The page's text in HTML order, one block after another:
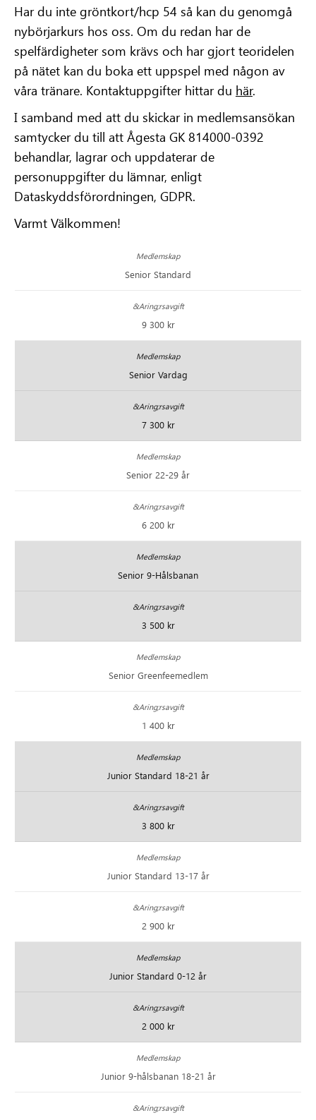
Har du inte gröntkort/hcp 54 så kan du genomgå
nybörjarkurs hos oss. Om du redan har de
spelfärdigheter som krävs och har gjort teoridelen
på nätet kan du boka ett uppspel med någon av
våra tränare. Kontaktuppgifter hittar du här.
I samband med att du skickar in medlemsansökan
samtycker du till att Ågesta GK 814000-0392
behandlar, lagrar och uppdaterar de
personuppgifter du lämnar, enligt
Dataskyddsförordningen, GDPR.
Varmt Välkommen!
Senior Standard
9 300 kr
Senior Vardag
7 300 kr
Senior 22-29 år
6 200 kr
Senior 9-Hålsbanan
3 500 kr
Senior Greenfeemedlem
1 400 kr
Junior Standard 18-21 år
3 800 kr
Junior Standard 13-17 år
2 900 kr
Junior Standard 0-12 år
2 000 kr
Junior 9-hålsbanan 18-21 år